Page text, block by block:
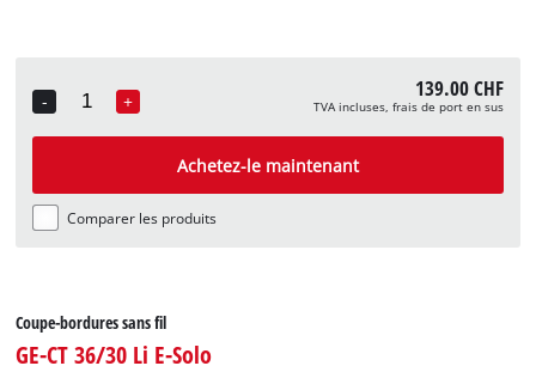
incl. bobine de rechange
Numéro d'article: 3405096
-
Quantity
+ 139.00 CHF
TVA incluses, frais de port en sus
Achetez-le maintenant
Comparer les produits
Coupe-bordures sans fil
GE-CT 36/30 Li E-Solo